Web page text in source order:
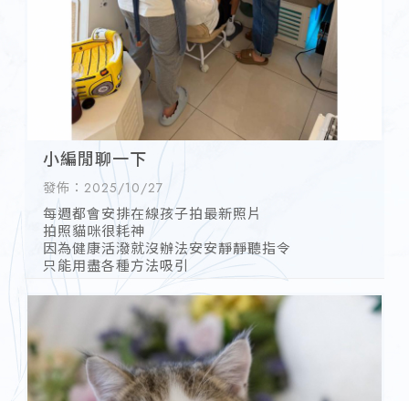
小編閒聊一下
發佈：2025/10/27
每週都會安排在線孩子拍最新照片
拍照貓咪很耗神
因為健康活潑就沒辦法安安靜靜聽指令
只能用盡各種方法吸引